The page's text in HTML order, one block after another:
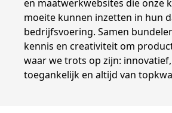
en maatwerkwebsites die onze
moeite kunnen inzetten in hun
bedrijfsvoering. Samen
kennis en creativiteit om
waar we trots op zijn:
toegankelijk en altijd van